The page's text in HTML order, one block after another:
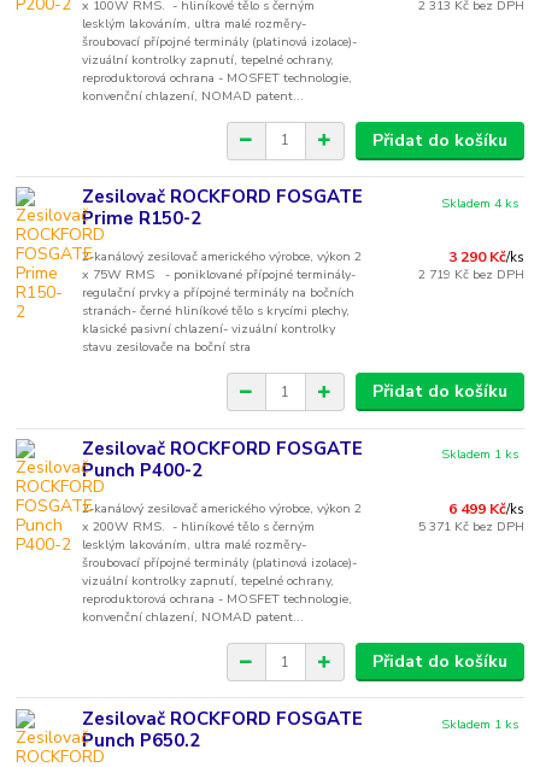
x 100W RMS. - hliníkové tělo s černým
lesklým lakováním, ultra malé rozměry-
šroubovací přípojné terminály (platinová izolace)-
vizuální kontrolky zapnutí, tepelné ochrany,
reproduktorová ochrana - MOSFET technologie,
konvenční chlazení, NOMAD patent...
2 313 Kč bez DPH
Přidat do košíku
Zesilovač ROCKFORD FOSGATE
Prime R150-2
2-kanálový zesilovač amerického výrobce, výkon 2
x 75W RMS - poniklované přípojné terminály-
regulační prvky a přípojné terminály na bočních
stranách- černé hliníkové tělo s krycími plechy,
klasické pasivní chlazení- vizuální kontrolky
stavu zesilovače na boční stra
3 290 Kč/ks
2 719 Kč bez DPH
Skladem 4 ks
Přidat do košíku
Zesilovač ROCKFORD FOSGATE
Punch P400-2
2-kanálový zesilovač amerického výrobce, výkon 2
x 200W RMS. - hliníkové tělo s černým
lesklým lakováním, ultra malé rozměry-
šroubovací přípojné terminály (platinová izolace)-
vizuální kontrolky zapnutí, tepelné ochrany,
reproduktorová ochrana - MOSFET technologie,
konvenční chlazení, NOMAD patent...
6 499 Kč/ks
5 371 Kč bez DPH
Skladem 1 ks
Přidat do košíku
Zesilovač ROCKFORD FOSGATE
Punch P650.2
Skladem 1 ks